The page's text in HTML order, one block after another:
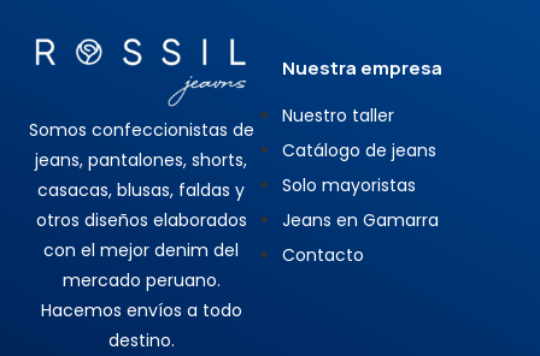
Somos confeccionistas de
jeans, pantalones, shorts,
casacas, blusas, faldas y
otros diseños elaborados
con el mejor denim del
mercado peruano.
Hacemos envíos a todo
destino.
Nuestra empresa
Nuestro taller
Catálogo de jeans
Solo mayoristas
Jeans en Gamarra
Contacto